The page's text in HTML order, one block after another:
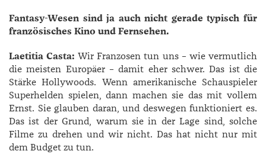
Fantasy-Wesen sind ja auch nicht gerade typisch für
französisches Kino und Fernsehen.
Laetitia Casta:Wir Franzosen tun uns – wie vermutlich
die meisten Europäer – damit eher schwer. Das ist die
Stärke Hollywoods. Wenn amerikanische Schauspieler
Superhelden spielen, dann machen sie das mit vollem
Ernst. Sie glauben daran, und deswegen funktioniert es.
Das ist der Grund, warum sie in der Lage sind, solche
Filme zu drehen und wir nicht. Das hat nicht nur mit
dem Budget zu tun.